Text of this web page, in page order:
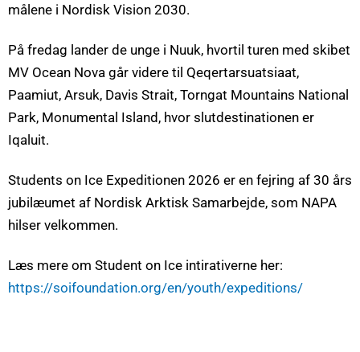
målene i Nordisk Vision 2030.
På fredag lander de unge i Nuuk, hvortil turen med skibet
MV Ocean Nova går videre til Qeqertarsuatsiaat,
Paamiut, Arsuk, Davis Strait, Torngat Mountains National
Park, Monumental Island, hvor slutdestinationen er
Iqaluit.
Students on Ice Expeditionen 2026 er en fejring af 30 års
jubilæumet af Nordisk Arktisk Samarbejde, som NAPA
hilser velkommen.
Læs mere om Student on Ice intirativerne her:
https://soifoundation.org/en/youth/expeditions/